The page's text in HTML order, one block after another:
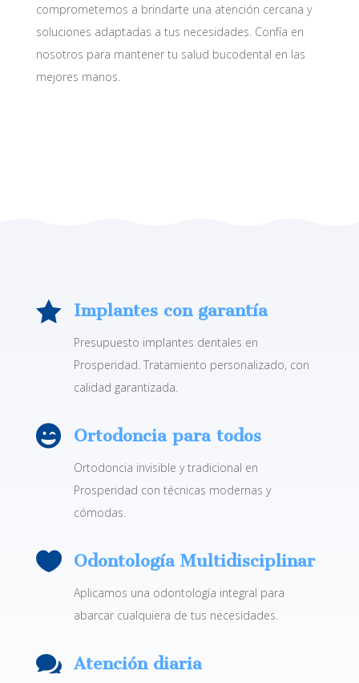
comprometemos a brindarte una atención cercana y
soluciones adaptadas a tus necesidades. Confía en
nosotros para mantener tu salud bucodental en las
mejores manos.
 Implantes con garantía
Presupuesto implantes dentales en
Prosperidad. Tratamiento personalizado, con
calidad garantizada.
 Ortodoncia para todos
Ortodoncia invisible y tradicional en
Prosperidad con técnicas modernas y
cómodas.
 Odontología Multidisciplinar
Aplicamos una odontología integral para
abarcar cualquiera de tus necesidades.
 Atención diaria